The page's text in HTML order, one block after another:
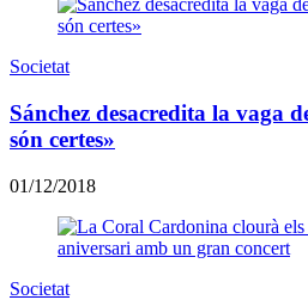
Societat
Sánchez desacredita la vaga
són certes»
01/12/2018
Societat